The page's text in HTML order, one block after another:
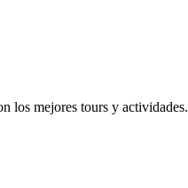
los mejores tours y actividades.